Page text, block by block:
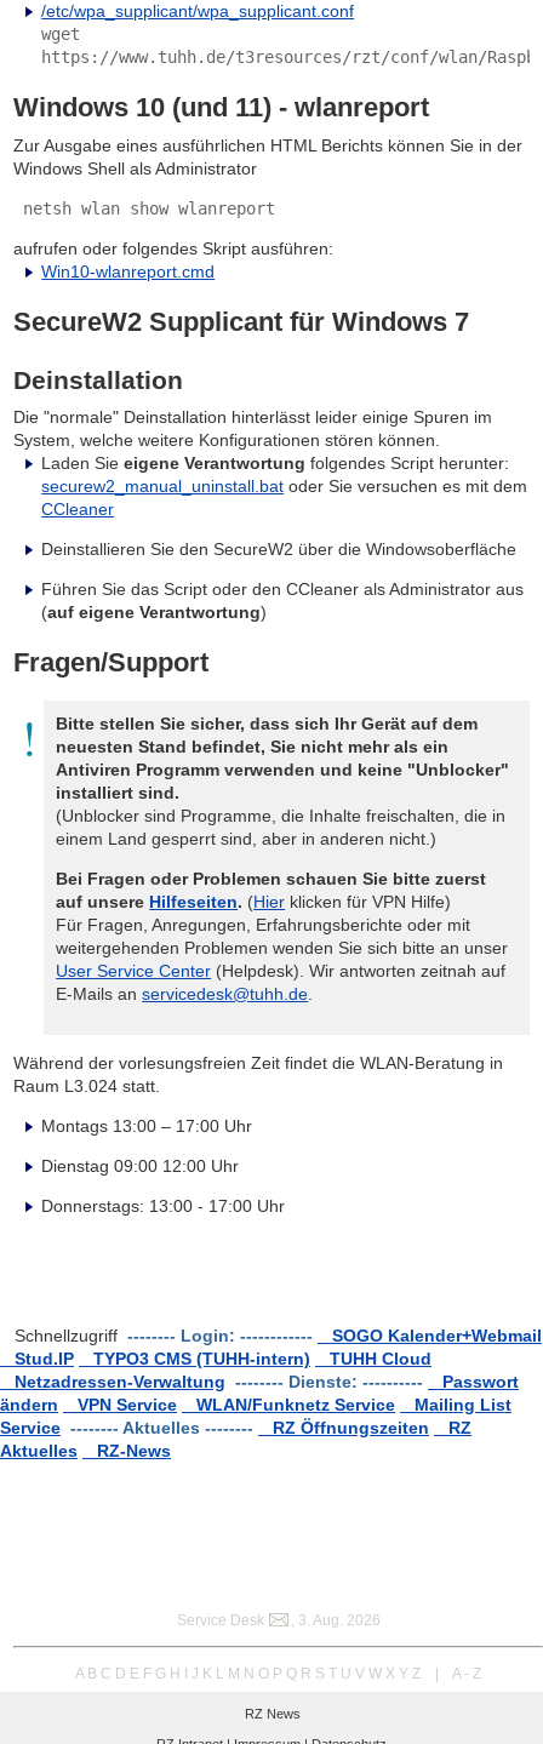
/etc/wpa_supplicant/wpa_supplicant.conf
wget
https://www.tuhh.de/t3resources/rzt/conf/wlan/
Windows 10 (und 11) - wlanreport
Zur Ausgabe eines ausführlichen HTML Berichts können Sie in der
Windows Shell als Administrator
netsh wlan show wlanreport
aufrufen oder folgendes Skript ausführen:
Win10-wlanreport.cmd
SecureW2 Supplicant für Windows 7
Deinstallation
Die "normale" Deinstallation hinterlässt leider einige Spuren im
System, welche weitere Konfigurationen stören können.
Laden Sieeigene Verantwortung folgendes Script herunter:
securew2_manual_uninstall.bat oder Sie versuchen es mit dem
CCleaner
Deinstallieren Sie den SecureW2 über die Windowsoberfläche
Führen Sie das Script oder den CCleaner als Administrator aus
(auf eigene Verantwortung)
Fragen/Support
Bitte stellen Sie sicher, dass sich Ihr Gerät auf dem
neuesten Stand befindet, Sie nicht mehr als ein
Antiviren Programm verwenden und keine "Unblocker"
installiert sind.
(Unblocker sind Programme, die Inhalte freischalten, die in
einem Land gesperrt sind, aber in anderen nicht.)
Bei Fragen oder Problemen schauen Sie bitte zuerst
auf unsere Hilfeseiten. (Hier klicken für VPN Hilfe)
Für Fragen, Anregungen, Erfahrungsberichte oder mit
weitergehenden Problemen wenden Sie sich bitte an unser
User Service Center (Helpdesk). Wir antworten zeitnah auf
E-Mails anservicedesk@tuhh.de
Während der vorlesungsfreien Zeit findet die WLAN-Beratung in
Raum L3.024 statt.
Montags 13:00 – 17:00 Uhr
Dienstag 09:00 12:00 Uhr
Donnerstags: 13:00 - 17:00 Uhr
Schnellzugriff -------- Login: ------------
SOGO Kalender+Webmail
Stud.IP
TYPO3 CMS (TUHH-intern)
TUHH Cloud
Netzadressen-Verwaltung -------- Dienste: ----------
Passwort
ändern
VPN Service WLAN/Funknetz Service
Mailing List
Service -------- Aktuelles -------- RZ Öffnungszeiten
RZ
Aktuelles
RZ-News
Service Desk , 3. Aug. 2026
A B C D E F G H J K L M N O P Q R S T U V W X Y Z |A - Z
RZ News